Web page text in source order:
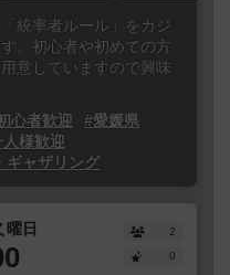
統率者ルール」をカジ
。初心者や初めての方
意していますので興味
心者歓迎
#愛媛県
様歓迎
ギャザリング
曜日
2
0